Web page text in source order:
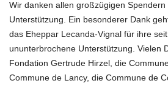
Wir danken allen großzügigen
Unterstützung. Ein besonderer Dank
das Eheppar Lecanda-Vignal für ihre
ununterbrochene Unterstützung. Vielen
Fondation Gertrude Hirzel, die
Commune de Lancy, die Commune de